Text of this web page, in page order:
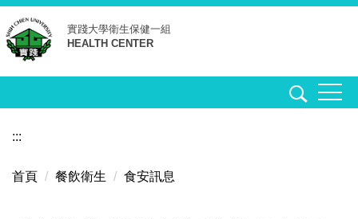
跳
到
主
要
區
實踐大學衛生保健一組
HEALTH CENTER
:::
首頁 餐飲衛生 食安訊息